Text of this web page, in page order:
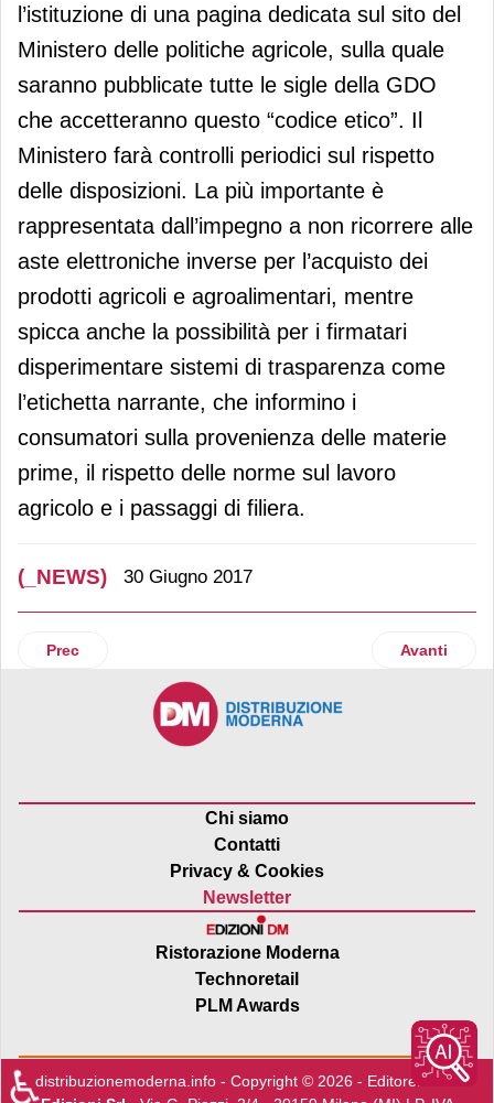
l’istituzione di una pagina dedicata sul sito del
Ministero delle politiche agricole, sulla quale
saranno pubblicate tutte le sigle della GDO
che accetteranno questo “codice etico”. Il
Ministero farà controlli periodici sul rispetto
delle disposizioni. La più importante è
rappresentata dall’impegno a non ricorrere alle
aste elettroniche inverse per l’acquisto dei
prodotti agricoli e agroalimentari, mentre
spicca anche la possibilità per i firmatari
disperimentare sistemi di trasparenza come
l’etichetta narrante, che informino i
consumatori sulla provenienza delle materie
prime, il rispetto delle norme sul lavoro
agricolo e i passaggi di filiera.
(_NEWS) 30 Giugno 2017
Articolo precedente: Penny Market inaugura un nuovo
Prec Articolo
Avanti
Chi siamo
Contatti
Privacy & Cookies
Newsletter
Ristorazione Moderna
Technoretail
PLM Awards
distribuzionemoderna.info - Copyright © 2026 - Editore:Edra